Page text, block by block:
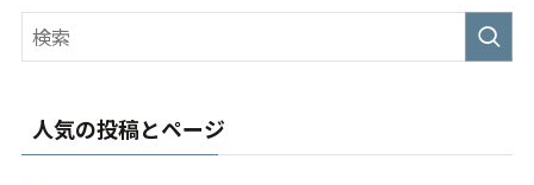
人気の投稿とページ